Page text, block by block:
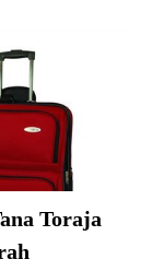
Toraja